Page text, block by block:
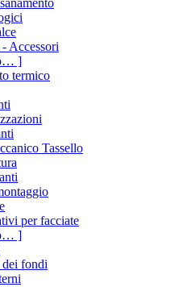
Accessori
]
termico
Tassello
per facciate
]
dei fondi